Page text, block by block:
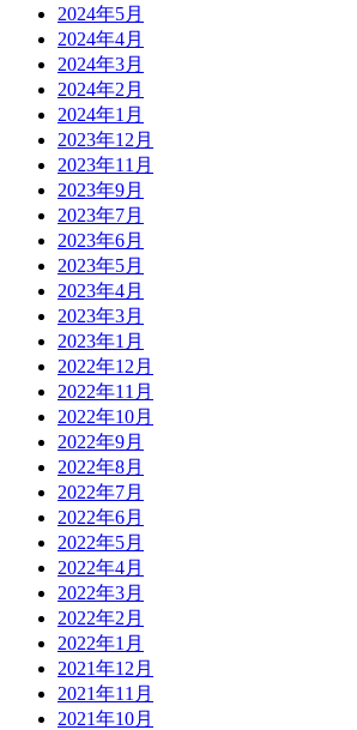
2024年5月
2024年4月
2024年3月
2024年2月
2024年1月
2023年12月
2023年11月
2023年9月
2023年7月
2023年6月
2023年5月
2023年4月
2023年3月
2023年1月
2022年12月
2022年11月
2022年10月
2022年9月
2022年8月
2022年7月
2022年6月
2022年5月
2022年4月
2022年3月
2022年2月
2022年1月
2021年12月
2021年11月
2021年10月